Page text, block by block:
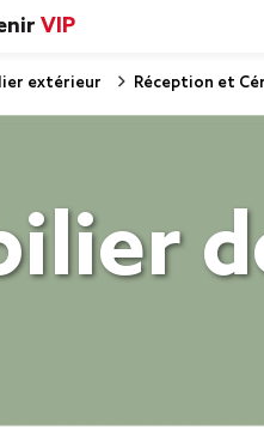
VIP
extérieur Réception et